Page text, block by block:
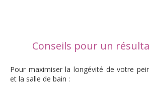
Conseils pour un
Pour maximiser la longévité de votre
et la salle de bain :